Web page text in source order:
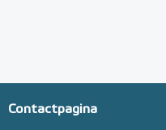
Contactpagina